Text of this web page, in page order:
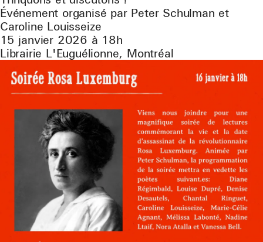
Événement organisé par Peter Schulman et
Caroline Louisseize
15 janvier 2026 à 18h
Librairie L'Euguélionne, Montréal